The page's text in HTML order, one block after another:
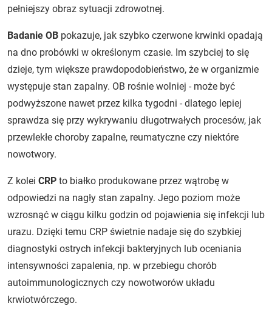
pełniejszy obraz sytuacji zdrowotnej.
Badanie OB pokazuje, jak szybko czerwone krwinki opadają
na dno probówki w określonym czasie. Im szybciej to się
dzieje, tym większe prawdopodobieństwo, że w organizmie
występuje stan zapalny. OB rośnie wolniej - może być
podwyższone nawet przez kilka tygodni - dlatego lepiej
sprawdza się przy wykrywaniu długotrwałych procesów, jak
przewlekłe choroby zapalne, reumatyczne czy niektóre
nowotwory.
Z kolei CRP to białko produkowane przez wątrobę w
odpowiedzi na nagły stan zapalny. Jego poziom może
wzrosnąć w ciągu kilku godzin od pojawienia się infekcji lub
urazu. Dzięki temu CRP świetnie nadaje się do szybkiej
diagnostyki ostrych infekcji bakteryjnych lub oceniania
intensywności zapalenia, np. w przebiegu chorób
autoimmunologicznych czy nowotworów układu
krwiotwórczego.